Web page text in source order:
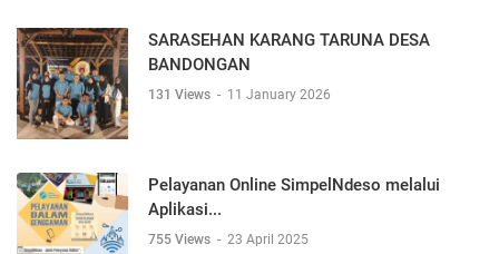
SARASEHAN KARANG TARUNA DESA
BANDONGAN
131 Views - 11 January 2026
Pelayanan Online SimpelNdeso melalui
Aplikasi...
755 Views - 23 April 2025